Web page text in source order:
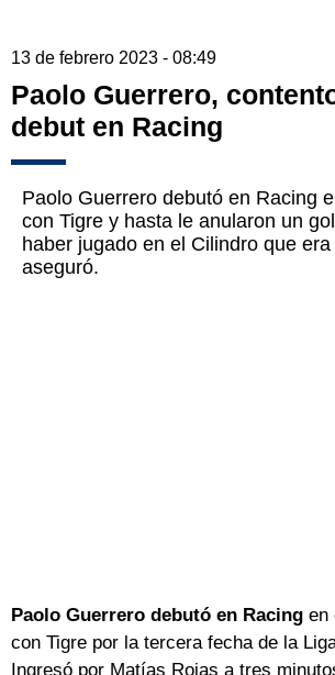
13 de febrero 2023 - 08:49
Paolo Guerrero,
debut en Racing
Paolo Guerrero debutó en Racing
con Tigre y hasta le anularon un
haber jugado en el Cilindro que
aseguró.
Paolo Guerrero debutó en Racing en
con Tigre por la tercera fecha de la
Ingresó por Matías Rojas a tres